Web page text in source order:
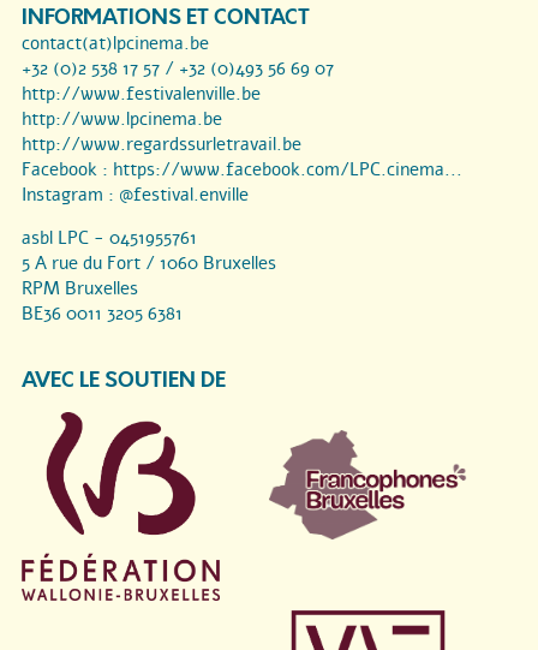
INFORMATIONS ET CONTACT
contact(at)lpcinema.be
+32 (0)2 538 17 57 / +32 (0)493 56 69 07
http://www.festivalenville.be
http://www.lpcinema.be
http://www.regardssurletravail.be
Facebook : https://www.facebook.com/LPC.cinema...
Instagram : @festival.enville
asbl LPC - 0451955761
5 A rue du Fort / 1060 Bruxelles
RPM Bruxelles
BE36 0011 3205 6381
AVEC LE SOUTIEN DE